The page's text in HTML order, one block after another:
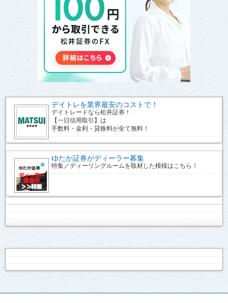
デイトレを業界最安のコストで！
デイトレードなら松井証券！
【一日信用取引】は
手数料・金利・貸株料が全て無料！
ゆたか証券がディーラー募集
特集／ディーリングルームを取材した模様はこちら！